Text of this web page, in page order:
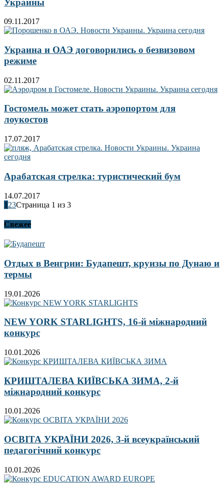
09.11.2017
Украина и ОАЭ договорились о безвизовом
режиме
02.11.2017
Гостомель может стать аэропортом для
лоукостов
17.07.2017
Арабатская стрелка: туристический бум
14.07.2017
1 23Страница 1 из 3
Свежее
Отдых в Венгрии: Будапешт, круизы по Дунаю и
термы
19.01.2026
NEW YORK STARLIGHTS, 16-й міжнародний
конкурс
10.01.2026
КРИШТАЛЕВА КИЇВСЬКА ЗИМА, 2-й
міжнародний конкурс
10.01.2026
ОСВІТА УКРАЇНИ 2026, 3-й всеукраїнський
педагогічний конкурс
10.01.2026